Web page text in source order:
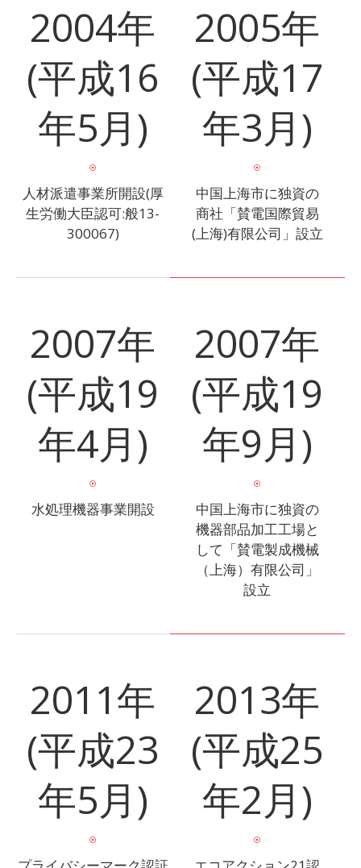
2004年
(平成16
年5月)
人材派遣事業所開設(厚
生労働大臣認可:般13-
300067)
2005年
(平成17
年3月)
中国上海市に独資の
商社「賛電国際貿易
(上海)有限公司」設立
2007年
(平成19
年4月)
水処理機器事業開設
2007年
(平成19
年9月)
中国上海市に独資の
機器部品加工工場と
して「賛電製成機械
（上海）有限公司」
設立
2011年
(平成23
年5月)
2013年
(平成25
年2月)